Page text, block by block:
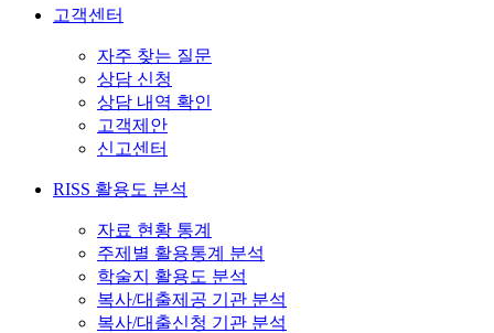
고객센터
자주 찾는 질문
상담 신청
상담 내역 확인
고객제안
신고센터
RISS 활용도 분석
자료 현황 통계
주제별 활용통계 분석
학술지 활용도 분석
복사/대출제공 기관 분석
복사/대출신청 기관 분석